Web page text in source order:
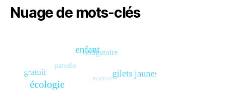
Nuage de mots-clés